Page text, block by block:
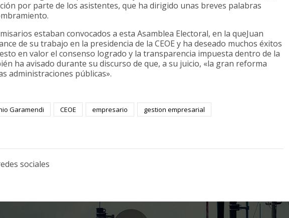
por parte de los asistentes, que ha dirigido unas breves palabras
estaban convocados a esta Asamblea Electoral, en la queJuan
de su trabajo en la presidencia de la CEOE y ha deseado muchos éxitos
en valor el consenso logrado y la transparencia impuesta dentro de la
ha avisado durante su discurso de que, a su juicio, «la gran reforma
administraciones públicas».
Garamendi CEOE empresario gestion empresarial
sociales